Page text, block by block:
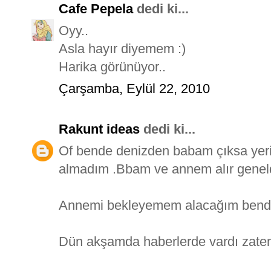
Cafe Pepeladedi ki...
Oyy..
Asla hayır diyemem :)
Harika görünüyor..
Çarşamba, Eylül 22, 2010
Rakunt ideas dedi ki...
Of bende denizden babam çıksa
almadım .Bbam ve annem alır
Annemi bekleyemem alacağım
Dün akşamda haberlerde vardı